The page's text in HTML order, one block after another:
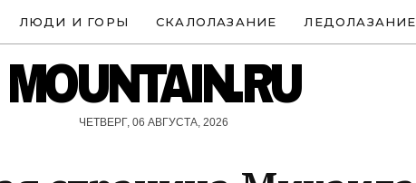
ЛЮДИ И ГОРЫ СКАЛОЛАЗАНИЕ ЛЕДОЛАЗАНИЕ
MOUNTAIN.RU
ЧЕТВЕРГ, 06 АВГУСТА, 2026